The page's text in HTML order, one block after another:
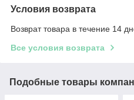
Условия возврата
Возврат товара в течение 14
Все условия возврата
Подобные товары